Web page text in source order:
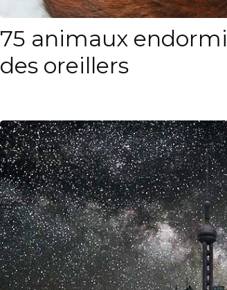
75 animaux
des oreillers